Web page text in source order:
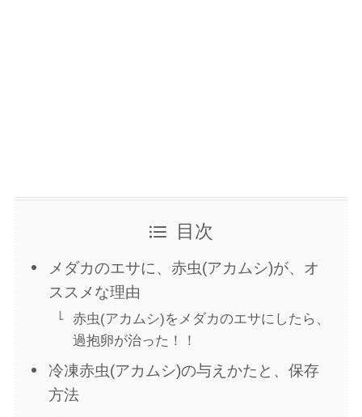
目次
メダカのエサに、赤虫(アカムシ)が、オ
ススメな理由
赤虫(アカムシ)をメダカのエサにしたら、
過抱卵が治った！！
冷凍赤虫(アカムシ)の与えかたと、保存
方法